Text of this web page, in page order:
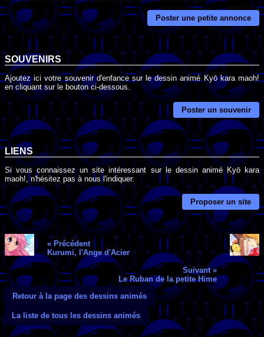
Poster une petite annonce
SOUVENIRS
Ajoutez ici votre souvenir d'enfance sur le dessin animé Kyō kara maoh!
en cliquant sur le bouton ci-dessous.
Poster un souvenir
LIENS
Si vous connaissez un site intéressant sur le dessin animé Kyō kara
maoh!, n'hésitez pas à nous l'indiquer.
Proposer un site
« Précédent
Kurumi, l'Ange d'Acier
Suivant »
Le Ruban de la petite Hime
Retour à la page des dessins animés
La liste de tous les dessins animés